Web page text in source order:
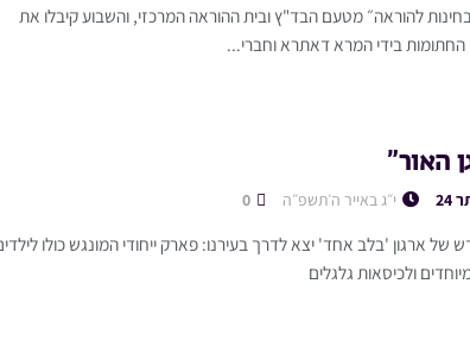
להוראה״ מטעם הבד"ץ ובית ההוראה המרכזי, והשבוע קיבלו את
החתומות בידי המרא דאתרא וחברי...
האור”
י״ג באייר ה׳תשפ״ה
של ארגון 'בלב אחד' יצא לדרך בעירנו: פארק ייחודי המונגש כולו
ולכיסאות גלגלים